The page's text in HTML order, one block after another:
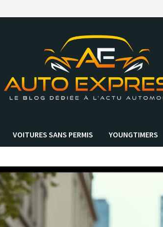
VOITURES SANS PERMIS YOUNGTIMERS